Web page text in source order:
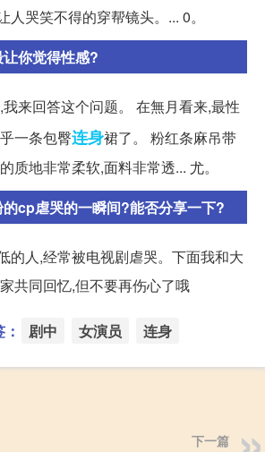
哭笑不得的穿帮镜头。... 0。
你觉得性感?
来回答这个问题。 在無月看来,最性
一条包臀连身裙了。 粉红条麻吊带
质地非常柔软,面料非常透... 尤。
cp虐哭的一瞬间?能否分享一下?
的人,经常被电视剧虐哭。下面我和大
共同回忆,但不要再伤心了哦
剧中 女演员 连身
下一篇